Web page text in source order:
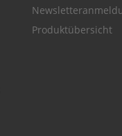
Produktübersicht